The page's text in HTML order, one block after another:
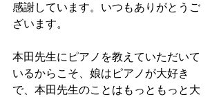
感謝しています。いつもありがとうご
ざいます。
本田先生にピアノを教えていただいて
いるからこそ、娘はピアノが大好き
で、本田先生のことはもっともっと大